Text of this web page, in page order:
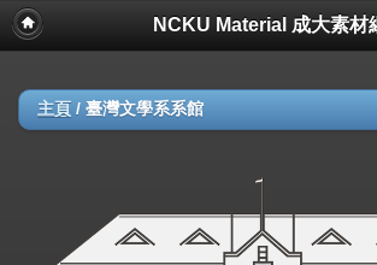
NCKU Material 成大素材
主頁 / 臺灣文學系系館